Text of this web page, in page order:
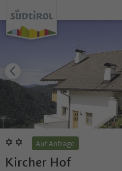
Auf Anfrage
Kircher Hof